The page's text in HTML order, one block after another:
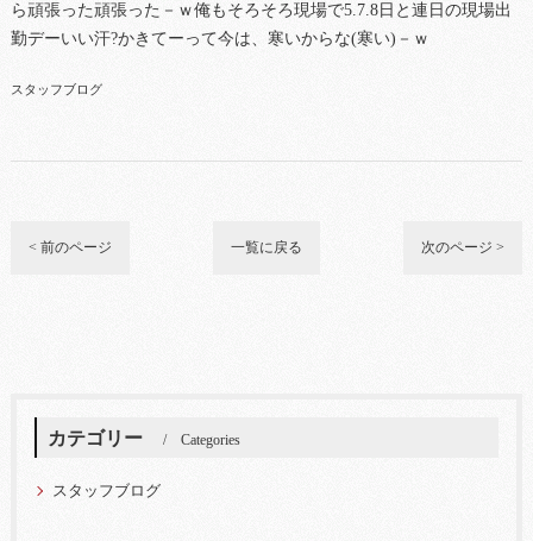
ら頑張った頑張った－ｗ俺もそろそろ現場で5.7.8日と連日の現場出
勤デーいい汗?かきてーって今は、寒いからな(寒い)－ｗ
スタッフブログ
< 前のページ 一覧に戻る 次のページ >
カテゴリー Categories
スタッフブログ